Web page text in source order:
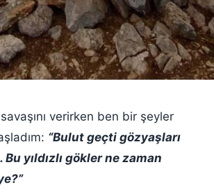
verirken ben bir şeyler
“Bulut geçti gözyaşları
yıldızlı gökler ne zaman